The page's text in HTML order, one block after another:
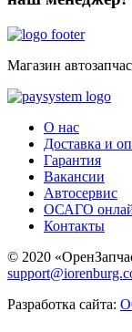
Магазин
О нас
Доставка и
Гарантия
Вакансии
Автосервис
ОСАГО
Контакты
© 2020
Разработка сайта: